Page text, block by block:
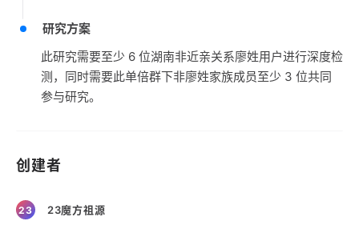
研究方案
此研究需要至少 6 位湖南非近亲关系廖姓用户进行深度检
测，同时需要此单倍群下非廖姓家族成员至少 3 位共同
参与研究。
创建者
23 23魔方祖源